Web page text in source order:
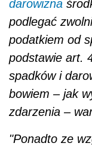
darowizna
podlegać
podatkiem od
podstawie art.
spadków i
bowiem – jak
zdarzenia –
"Ponadto ze